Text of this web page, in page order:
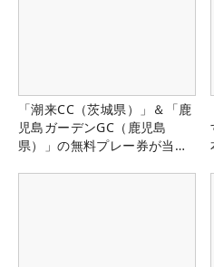
「潮来CC（茨城県）」＆「鹿
児島ガーデンGC（鹿児島
県）」の無料プレー券が当た